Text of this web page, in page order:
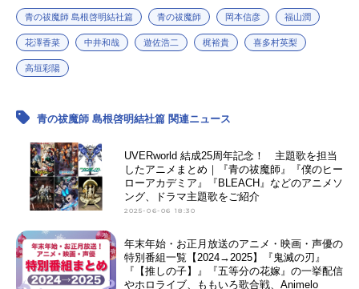
青の祓魔師 島根啓明結社篇 青の祓魔師 岡本信彦 福山潤
花澤香菜 中井和哉 遊佐浩二 梶裕貴 喜多村英梨
高垣彩陽
青の祓魔師 島根啓明結社篇 関連ニュース
UVERworld 結成25周年記念！ 主題歌を担当
したアニメまとめ｜『青の祓魔師』『僕のヒー
ローアカデミア』『BLEACH』などのアニメソ
ング、ドラマ主題歌をご紹介
2025-06-06 18:30
年末年始・お正月放送のアニメ・映画・声優の
特別番組一覧【2024→2025】『鬼滅の刃』
『【推しの子】』『五等分の花嫁』の一挙配信
やホロライブ、ももいろ歌合戦、Animelo